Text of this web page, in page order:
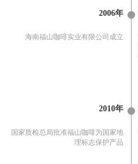
2006年
海南福山咖啡实业有限公司成立
2010年
国家质检总局批准福山咖啡为国家地
理标志保护产品